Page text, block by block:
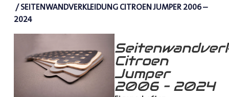
/ SEITENWANDVERKLEIDUNG CITROEN JUMPER 2006 –
2024
Citroen
Jumper
2006 – 2024